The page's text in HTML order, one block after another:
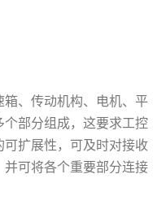
、传动机构、电机、平
部分组成，这要求工控
扩展性，可及时对接收
可将各个重要部分连接